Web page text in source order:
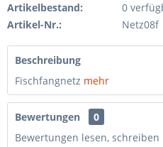
Artikelbestand:
0
Artikel-Nr.:
Netz08f
Beschreibung
Fischfangnetz mehr
Bewertungen
0
Bewertungen lesen,